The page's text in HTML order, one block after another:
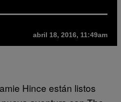
abril 18, 2016, 11:49am
Hince están listos